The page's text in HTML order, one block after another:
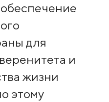
для
и
жизни
этому